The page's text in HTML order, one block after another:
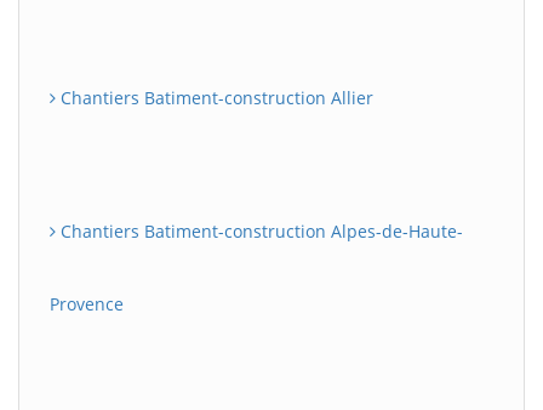
Chantiers Batiment-construction Allier
Chantiers Batiment-construction Alpes-de-Haute-
Provence